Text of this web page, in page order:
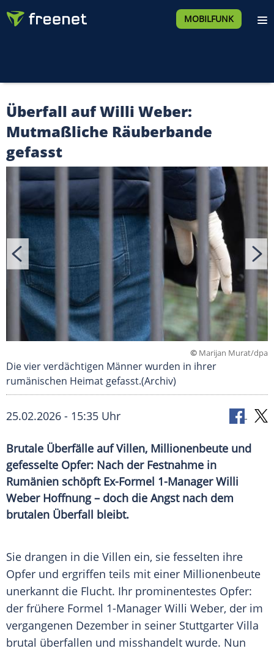
MOBILFUNK
Überfall auf Willi Weber:
Mutmaßliche Räuberbande
gefasst
© Marijan Murat/dpa
Die vier verdächtigen Männer wurden in ihrer
rumänischen Heimat gefasst.(Archiv)
25.02.2026 - 15:35 Uhr
Brutale Überfälle auf Villen, Millionenbeute und
gefesselte Opfer: Nach der Festnahme in
Rumänien schöpft Ex-Formel 1-Manager Willi
Weber Hoffnung – doch die Angst nach dem
brutalen Überfall bleibt.
Sie drangen in die Villen ein, sie fesselten ihre
Opfer und ergriffen teils mit einer Millionenbeute
unerkannt die Flucht. Ihr prominentestes Opfer:
der frühere Formel 1-Manager Willi Weber, der im
vergangenen Dezember in seiner Stuttgarter Villa
brutal überfallen und misshandelt wurde. Nun